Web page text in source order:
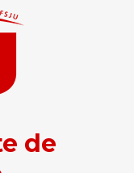
de